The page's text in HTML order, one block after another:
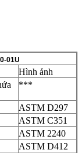
01U
Hình ảnh
***
ASTM D297
ASTM C351
ASTM 2240
ASTM D412